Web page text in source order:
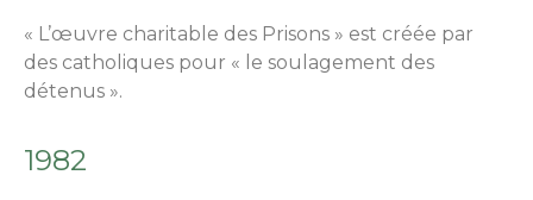
« L’œuvre charitable des Prisons » est créée par
des catholiques pour « le soulagement des
détenus ».
1982